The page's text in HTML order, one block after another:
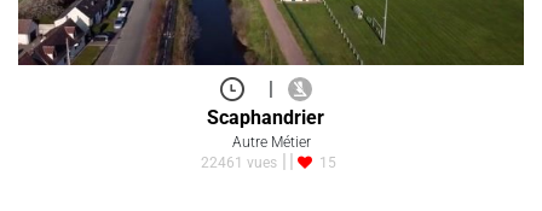
|
Scaphandrier
Autre Métier
22461 vues
15